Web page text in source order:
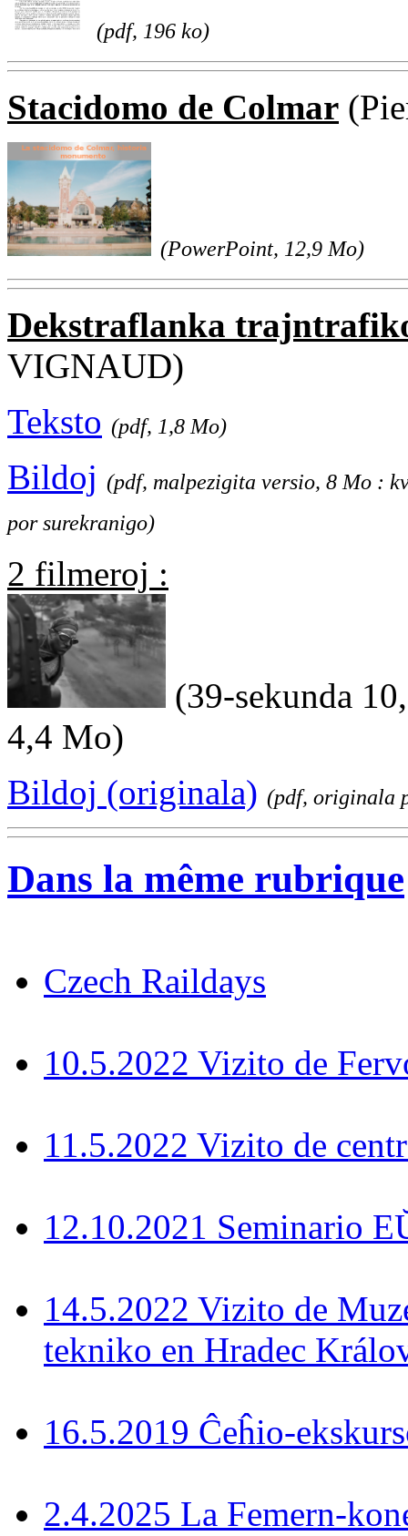
(pdf, 196 ko)
Stacidomo de Colmar
(PowerPoint, 12,9 Mo)
Dekstraflanka
VIGNAUD)
Teksto (pdf, 1,8 Mo)
Bildoj (pdf, malpezigita versio, 8 Mo :
por surekranigo)
2 filmeroj :
(39-sekunda
4,4 Mo)
Bildoj (originala) (pdf, originala
Dans la même rubrique
Czech Raildays
10.5.2022 Vizito de
11.5.2022 Vizito de
12.10.2021 Seminario
14.5.2022 Vizito de
tekniko en Hradec
16.5.2019 Ĉeĥio-
2.4.2025 La Femern-